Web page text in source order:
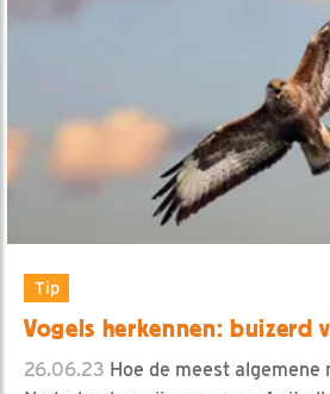
Tip
Vogels herkennen: buizerd
26.06.23 Hoe de meest algemene